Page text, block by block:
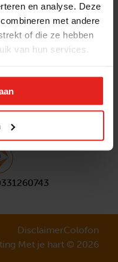
en analyse. Deze
met andere
of die ze hebben
van hun services.
DisclaimerColofon
Met je hart © 2026